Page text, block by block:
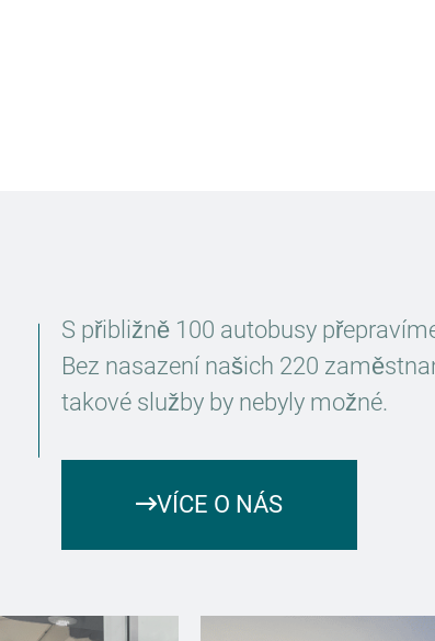
S přibližně 100 autobusy
Bez nasazení našich 220
takové služby by nebyly možné.
VÍCE O NÁS